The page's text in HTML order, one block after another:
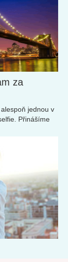
za
jednou v
Přinášíme